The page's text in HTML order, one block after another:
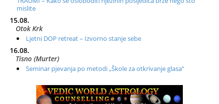
mislite
15.08.
Otok Krk
Ljetni DOP retreat – Izvorno stanje sebe
16.08.
Tisno (Murter)
Seminar pjevanja po metodi „Škole za otkrivanje glasa“
Radionica: Pomagači iz drugih dimenzija Online – otvoreno za